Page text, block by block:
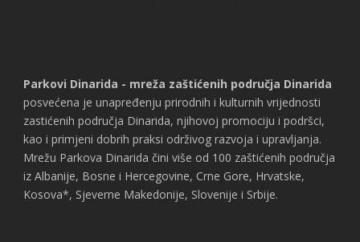
Parkovi Dinarida - mreža zaštićenih područja Dinarida
posvećena je unapređenju prirodnih i kulturnih vrijednosti
zastićenih područja Dinarida, njihovoj promociju i podršci,
kao i primjeni dobrih praksi održivog razvoja i upravljanja.
Mrežu Parkova Dinarida čini više od 100 zaštićenih područja
iz Albanije, Bosne i Hercegovine, Crne Gore, Hrvatske,
Kosova*, Sjeverne Makedonije, Slovenije i Srbije.